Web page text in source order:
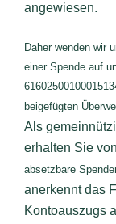
angewiesen.
Daher wenden wir
einer Spende auf
beigefügten
Als
erhalten Sie
absetzbare
anerkennt das
Kontoauszugs